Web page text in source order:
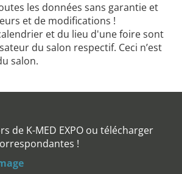
les données sans garantie et
et de modifications !
et du lieu d'une foire sont
du salon respectif. Ceci n’est
salon.
de K-MED EXPO ou télécharger
!